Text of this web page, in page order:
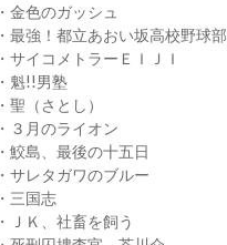
・金色のガッシュ
・最強！都立あおい坂高校野球部
・サイコメトラーＥＩＪＩ
・魁!!男塾
・聖（さとし）
・３月のライオン
・鮫島、最後の十五日
・サレタガワのブルー
・三国志
・ＪＫ、社畜を飼う